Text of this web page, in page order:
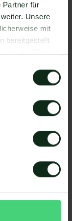
Partner für
Unsere
mit
bereitgestellt
und
von
werden
versenden).